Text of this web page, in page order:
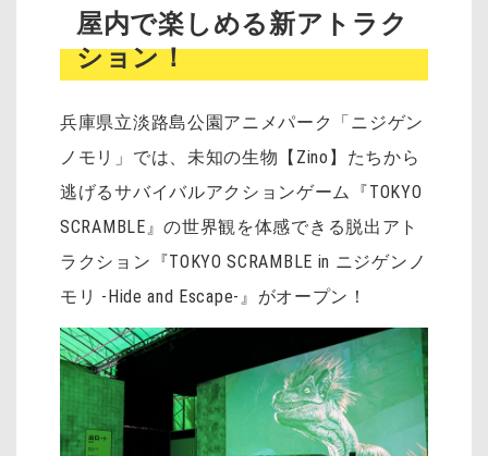
屋内で楽しめる新アトラク
ション！
兵庫県立淡路島公園アニメパーク「ニジゲン
ノモリ」では、未知の生物【Zino】たちから
逃げるサバイバルアクションゲーム『TOKYO
SCRAMBLE』の世界観を体感できる脱出アト
ラクション『TOKYO SCRAMBLE in ニジゲンノ
モリ -Hide and Escape-』がオープン！